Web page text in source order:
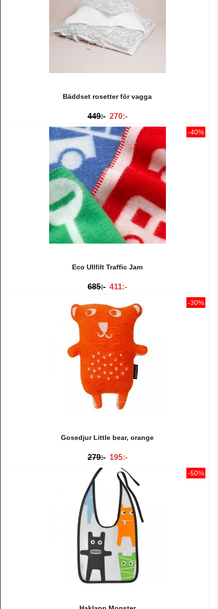
Bäddset rosetter för vagga
449:- 270:-
-40%
Eco Ullfilt Traffic Jam
685:- 411:-
-30%
Gosedjur Little bear, orange
279:- 195:-
-50%